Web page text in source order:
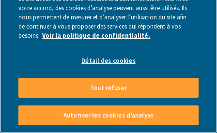
Boite à outils Cap'Admin
Gérer une ASBL peut être une tâche difficile au quotidien.
Plus d'infos
votre accord, des cookies d’analyse peuvent aussi être utilisés. Ils
nous permettent de mesurer et d’analyser l’utilisation du site afin
de continuer à vous proposer des services qui répondent à vos
besoins. Voir la politique de confidentialité.
Détail des cookies
Tout refuser
Autoriser les cookies d’analyse